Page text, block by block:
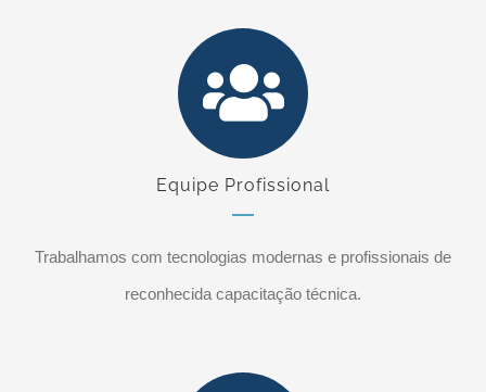
Equipe Profissional
Trabalhamos com tecnologias modernas e profissionais de
reconhecida capacitação técnica.